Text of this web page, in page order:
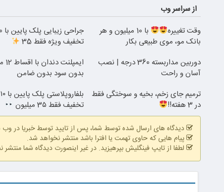
از سراسر وب
وقت تغییره
با 10 میلیون و هر
بانک مو، موی طبیعی بکار
تخفیف ویژه فقط 35
دوربین مداربسته 360 درجه | نصب
آسان و راحت
ایمپلنت دندان با اقساط 12 ماهه
بدون سود بدون ضامن
ترمیم جای زخم، بخیه و سوختگی فقط
در 3 هفته!!
تخفیف فقط 3۵ میلیون
دیدگاه های ارسال شده توسط شما، پس از تایید توسط خبریا در
پیام هایی که حاوی تهمت یا افترا باشد منتشر نخواهد شد.
لطفا از تایپ فینگلیش بپرهیزید. در غیر اینصورت دیدگاه شما